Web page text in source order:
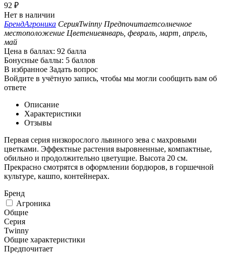
92 ₽
Нет в наличии
БрендАгроника СерияTwinny Предпочитаетсолнечное
местоположение Цветениеянварь, февраль, март, апрель,
май
Цена в баллах: 92 балла
Бонусные баллы: 5 баллов
В избранное Задать вопрос
Войдите в учётную запись, чтобы мы могли сообщить вам об
ответе
Описание
Характеристики
Отзывы
Первая серия низкорослого львиного зева с махровыми
цветками. Эффектные растения выровненные, компактные,
обильно и продолжительно цветущие. Высота 20 см.
Прекрасно смотрятся в оформлении бордюров, в горшечной
культуре, кашпо, контейнерах.
Бренд
Агроника
Общие
Серия
Twinny
Общие характеристики
Предпочитает